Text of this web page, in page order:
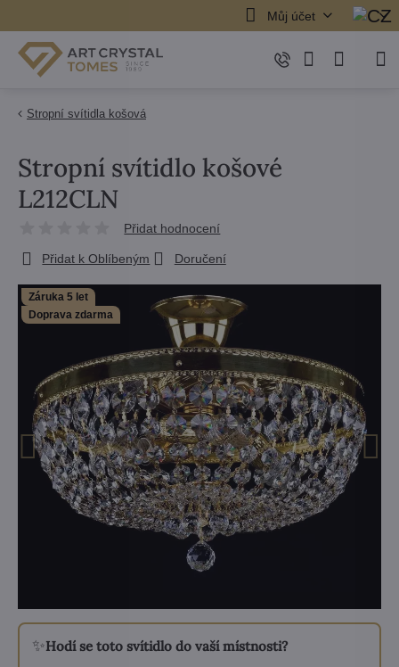
Můj účet
Stropní svítidla košová
Záruka 5 let
Doprava zdarma
✨Hodí se toto svítidlo do vaší místnosti?
Stropní svítidlo košové
L212CLN
Přidat hodnocení
Přidat k Oblíbeným Doručení